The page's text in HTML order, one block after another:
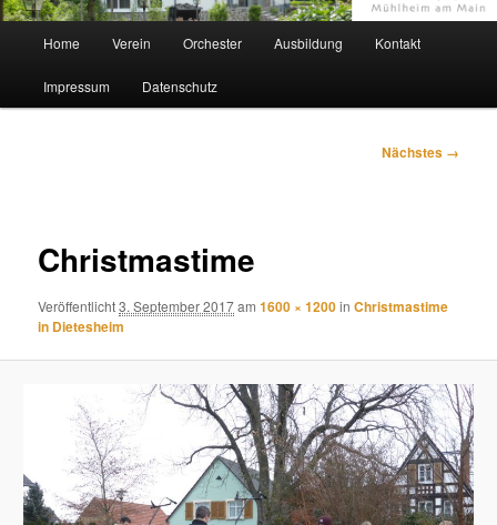
Home Verein Orchester Ausbildung Kontakt
Impressum Datenschutz
Nächstes →
Christmastime
Veröffentlicht3. September 2017am1600 × 1200inChristmastime
in Dietesheim